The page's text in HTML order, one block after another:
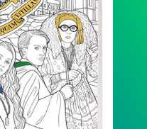
Dunkle Künste -